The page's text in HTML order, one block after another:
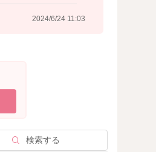
2024/6/24 11:03
検索する